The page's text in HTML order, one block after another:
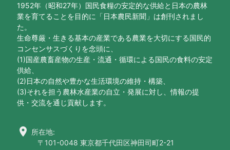
1952年（昭和27年）国民食糧の安定的な供給と日本の農林
業を育てることを目的に「日本農民新聞」は創刊されまし
た。
生命尊厳・生きる基本の産業である農業を大切にする国民的
コンセンサスづくりを念頭に、
(1)国産農畜産物の生産・流通・循環による国民の食料の安定
供給、
(2)日本の自然や豊かな生活環境の維持・構築、
(3)それを担う農林水産業の自立・発展に対し、情報の提
供・交流を通じ貢献します。
location_on 所在地:
〒101-0048 東京都千代田区神田司町2-21